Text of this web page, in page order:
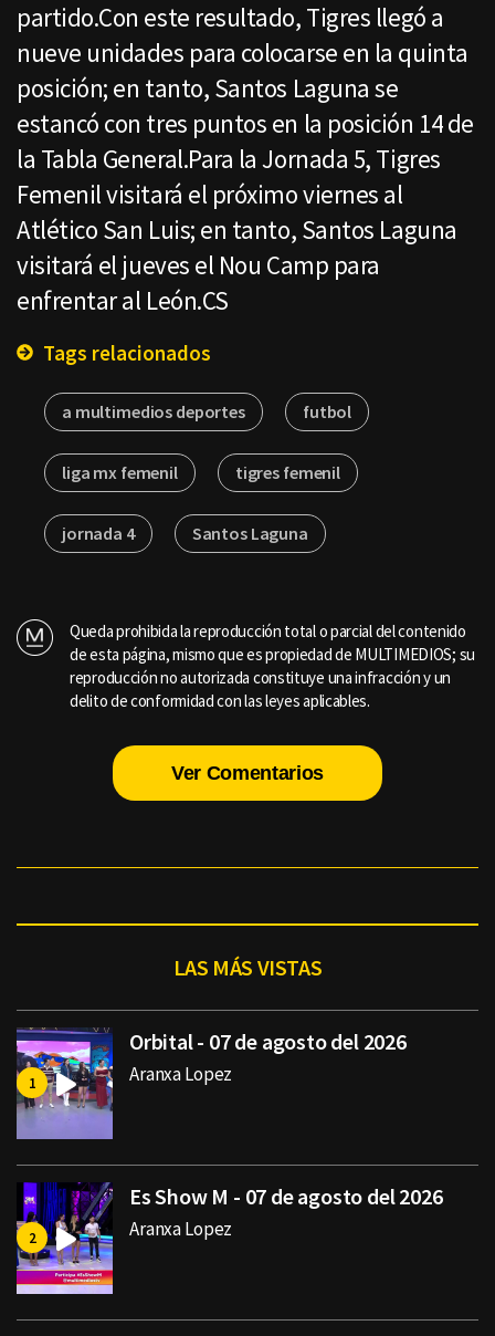
partido.Con este resultado, Tigres llegó a
nueve unidades para colocarse en la quinta
posición; en tanto, Santos Laguna se
estancó con tres puntos en la posición 14 de
la Tabla General.Para la Jornada 5, Tigres
Femenil visitará el próximo viernes al
Atlético San Luis; en tanto, Santos Laguna
visitará el jueves el Nou Camp para
enfrentar al León.CS
Tags relacionados
a multimedios deportes futbol
liga mx femenil tigres femenil
jornada 4 Santos Laguna
Queda prohibida la reproducción total o parcial del contenido
de esta página, mismo que es propiedad de MULTIMEDIOS; su
reproducción no autorizada constituye una infracción y un
delito de conformidad con las leyes aplicables.
Ver Comentarios
LAS MÁS VISTAS
Orbital - 07 de agosto del 2026
Aranxa Lopez
Es Show M - 07 de agosto del 2026
Aranxa Lopez